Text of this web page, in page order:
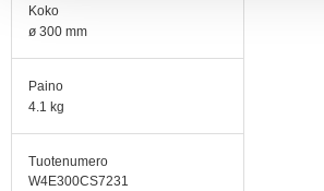
Koko
ø 300 mm
Paino
4.1 kg
Tuotenumero
W4E300CS7231